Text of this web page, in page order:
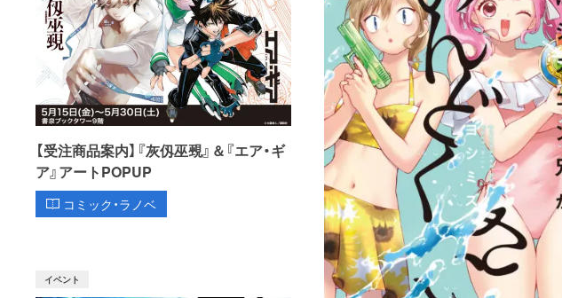
【受注商品案内】『灰仭巫覡』＆『エア・ギ
ア』アートPOPUP
コミック・ラノベ
イベント